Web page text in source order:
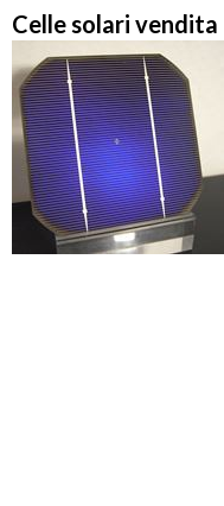
Celle solari vendita